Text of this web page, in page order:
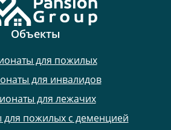
Объекты
для пожилых
для инвалидов
для лежачих
для пожилых с деменцией